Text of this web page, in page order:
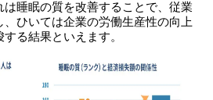
は睡眠の質を改善することで、従業
、ひいては企業の労働生産性の向上
る結果といえます。